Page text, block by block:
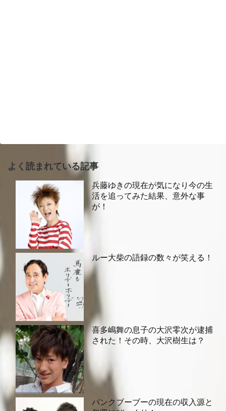
よく読まれている記事
兵藤ゆきの現在が気になり今の生
活を追ってみた結果、意外な事
が！
ルー大柴の語録の数々が笑える！
喜多嶋舞の息子の大沢零次が逮捕
された！その時、大沢樹生は？
パンクブーブーの現在の収入源と